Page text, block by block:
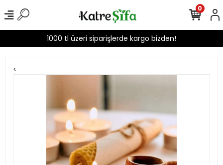
1000 tl üzeri siparişlerde kargo bizden!
0
<